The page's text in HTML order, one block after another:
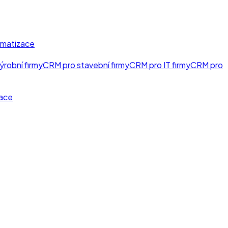
firmyCRM pro stavební firmyCRM pro IT firmyCRM pro